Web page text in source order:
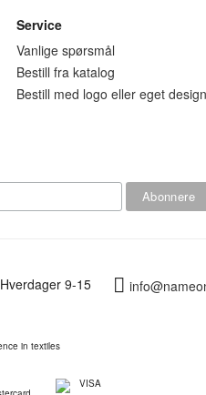
Service
Vanlige spørsmål
Bestill fra katalog
Bestill med logo eller eget design
Hverdager 9-15